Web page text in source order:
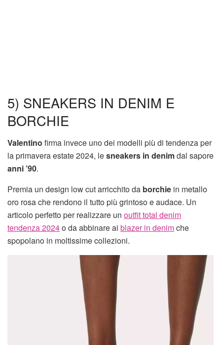
5) SNEAKERS IN DENIM E
BORCHIE
Valentino firma invece uno dei modelli più di tendenza per
la primavera estate 2024, lesneakers in denimdal sapore
anni ’90.
Premia un design low cut arricchito da borchie in metallo
oro rosa che rendono il tutto più grintoso e audace. Un
articolo perfetto per realizzare un outfit total denim
tendenza 2024o da abbinare ai blazer in denimche
spopolano in moltissime collezioni.